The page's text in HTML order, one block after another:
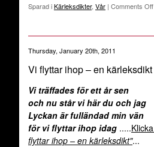
Sparad iKärleksdikter, Vår | Comments Off
Thursday, January 20th, 2011
Vi flyttar ihop – en kärleksdikt
Vi träffades för ett år sen
och nu står vi här du och jag
Lyckan är fulländad min vän
för vi flyttar ihop idag .....
flyttar ihop – en kärleksdikt"...